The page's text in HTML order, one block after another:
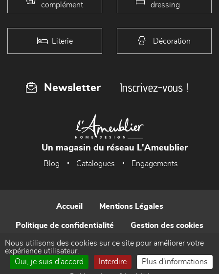
complément
dressing
Literie Décoration
Newsletter Inscrivez-vous !
Un magasin du réseau L'Ameublier
Blog Catalogues Engagements
Accueil Mentions Légales
Politique de confidentialité Gestion des cookies
Contact
Nous utilisons des cookies sur ce site pour améliorer votre
expérience utilisateur.
Oui, je suis d'accord
Interdire Plus d'informations